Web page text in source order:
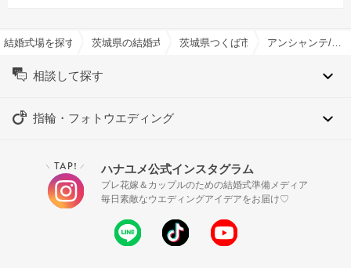
結婚式場を探すならハナユメ茨城県の結婚式場一覧茨城県つくば市の結婚式場一覧 アンシャンテ/バウムで結婚式
相談して探す
指輪・フォトウエディング
＼ TAP! ／ ハナユメ公式インスタグラム
プレ花嫁＆カップルのための結婚式準備メディア
毎日素敵なウエディングアイデアをお届け♡